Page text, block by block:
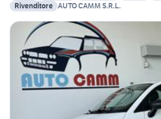
Rivenditore AUTO CAMM S.R.L.